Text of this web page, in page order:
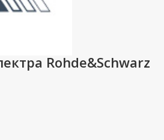
Rohde&Schwarz